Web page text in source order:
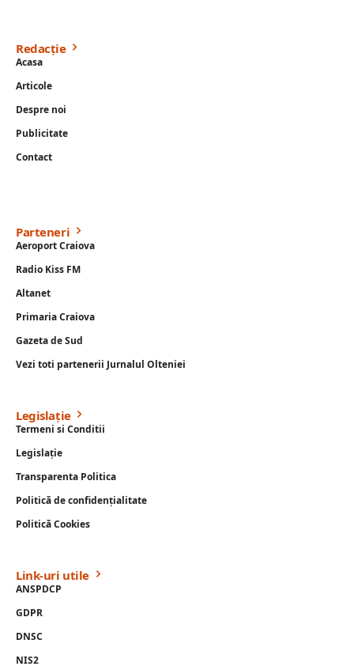
Redacție
Acasa
Articole
Despre noi
Publicitate
Contact
Parteneri
Aeroport Craiova
Radio Kiss FM
Altanet
Primaria Craiova
Gazeta de Sud
Vezi toti partenerii Jurnalul Olteniei
Legislație
Termeni si Conditii
Legislație
Transparenta Politica
Politică de confidențialitate
Politică Cookies
Link-uri utile
ANSPDCP
GDPR
DNSC
NIS2